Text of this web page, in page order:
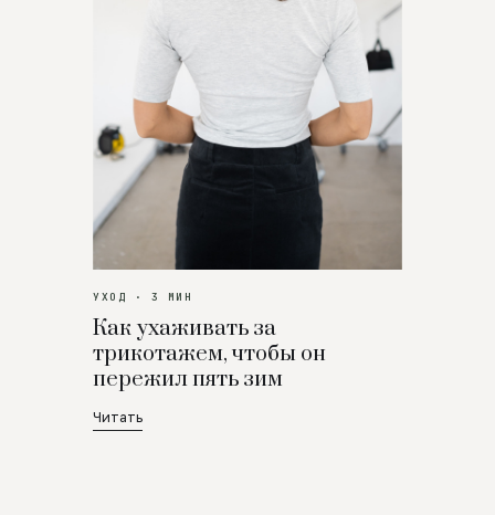
УХОД · 3 МИН
Как ухаживать за
трикотажем, чтобы он
пережил пять зим
Читать